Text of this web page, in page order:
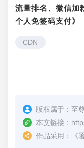
流量排名、微信加
个人免签码支付》
CDN
版权属于： 至
本文链接：
作品采用：
《署